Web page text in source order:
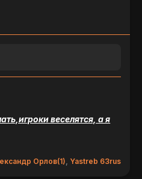
веселятся, а я
Орлов(1), Yastreb 63rus